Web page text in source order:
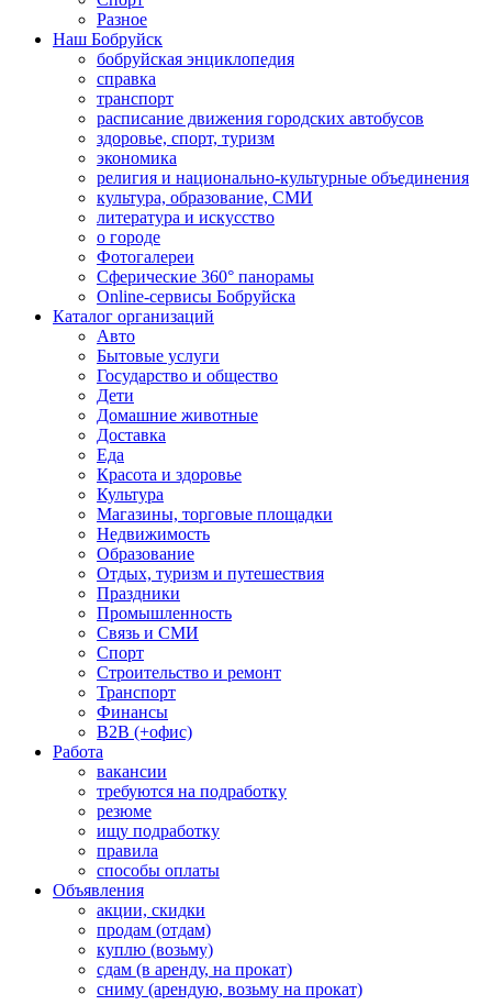
Разное
Наш Бобруйск
бобруйская энциклопедия
справка
транспорт
расписание движения городских автобусов
здоровье, спорт, туризм
экономика
религия и национально-культурные объединения
культура, образование, СМИ
литература и искусство
о городе
Фотогалереи
Сферические 360° панорамы
Online-сервисы Бобруйска
Каталог организаций
Авто
Бытовые услуги
Государство и общество
Дети
Домашние животные
Доставка
Еда
Красота и здоровье
Культура
Магазины, торговые площадки
Недвижимость
Образование
Отдых, туризм и путешествия
Праздники
Промышленность
Связь и СМИ
Спорт
Строительство и ремонт
Транспорт
Финансы
B2B (+офис)
Работа
вакансии
требуются на подработку
резюме
ищу подработку
правила
способы оплаты
Объявления
акции, скидки
продам (отдам)
куплю (возьму)
сдам (в аренду, на прокат)
сниму (арендую, возьму на прокат)